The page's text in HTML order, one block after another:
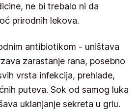
ne bi trebalo ni da
prirodnih lekova.
antibiotikom - uništava
zarastanje rana, posebno
vrsta infekcija, prehlade,
puteva. Sok od samog luka
uklanjanje sekreta u grlu.